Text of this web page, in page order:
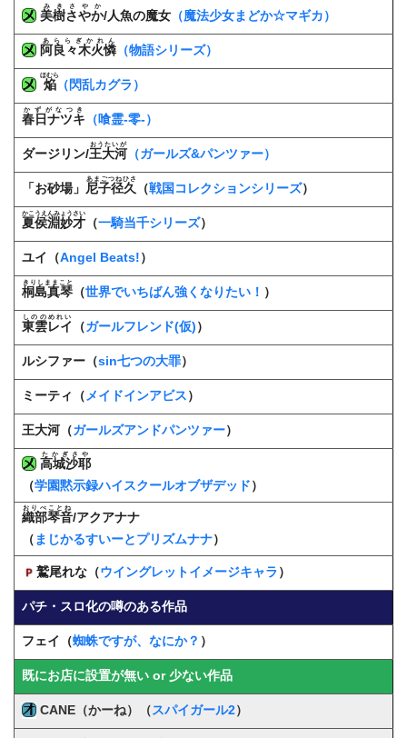
美樹さやか
みきさやか
/人魚の魔女 （魔法少女まどか☆マギカ）
阿良々木火憐
あららぎかれん
（物語シリーズ）
焔
ほむら
（閃乱カグラ）
春日ナツキ
かずがなつき
（喰霊-零-）
ダージリン/王大河
おうたいが
（ガールズ&パンツァー）
「お砂場」 尼子径久
あまごつねひさ
（戦国コレクションシリーズ）
夏侯淵妙才
かこうえんみょうさい
（一騎当千シリーズ）
ユイ（Angel Beats! ）
桐島真琴
きりしままこと
（世界でいちばん強くなりたい！ ）
東雲レイ
しののめれい
（ガールフレンド(仮) ）
ルシファー（sin七つの大罪）
ミーティ（ メイドインアビス ）
王大河（ガールズアンドパンツァー）
高城沙耶
たかぎさや
（学園黙示録ハイスクールオブザデッド ）
織部琴音
おりべことね
/アクアナナ
（ まじかるすいーとプリズムナナ）
鷲尾れな（ウイングレットイメージキャラ ）
パチ・スロ化の噂のある作品
フェイ（蜘蛛ですが、なにか？ ）
既にお店に設置が無い or 少ない作品
CANE（かーね）（ スパイガール2）